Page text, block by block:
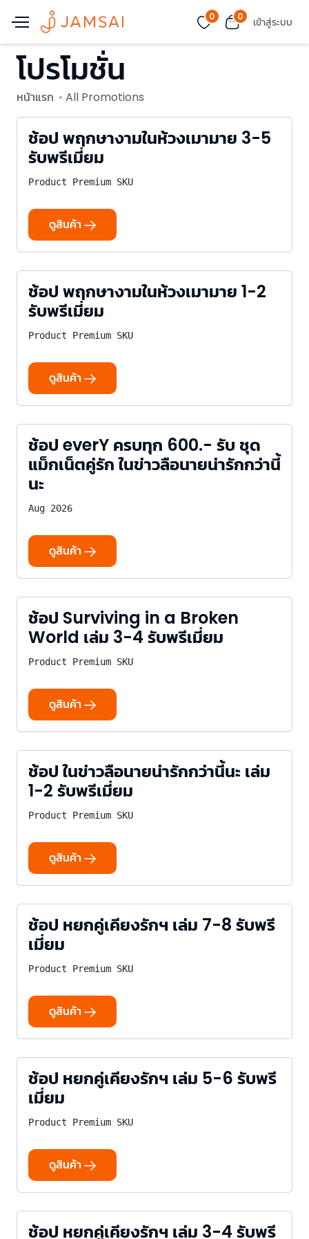
0 0 เข้าสู่ระบบ
โปรโมชั่น
หน้าแรก All Promotions
ช้อป พฤกษางามในห้วงเมามาย 3-5
รับพรีเมี่ยม
Product Premium SKU
ดูสินค้า
ช้อป พฤกษางามในห้วงเมามาย 1-2
รับพรีเมี่ยม
Product Premium SKU
ดูสินค้า
ช้อป everY ครบทุก 600.- รับ ชุด
แม็กเน็ตคู่รัก ในข่าวลือนายน่ารักกว่านี้
นะ
Aug 2026
ดูสินค้า
ช้อป Surviving in a Broken
World เล่ม 3-4 รับพรีเมี่ยม
Product Premium SKU
ดูสินค้า
ช้อป ในข่าวลือนายน่ารักกว่านี้นะ เล่ม
1-2 รับพรีเมี่ยม
Product Premium SKU
ดูสินค้า
ช้อป หยกคู่เคียงรักฯ เล่ม 7-8 รับพรี
เมี่ยม
Product Premium SKU
ดูสินค้า
ช้อป หยกคู่เคียงรักฯ เล่ม 5-6 รับพรี
เมี่ยม
Product Premium SKU
ดูสินค้า
ช้อป หยกคู่เคียงรักฯ เล่ม 3-4 รับพรี